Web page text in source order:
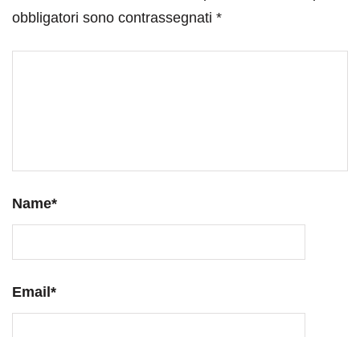
obbligatori sono contrassegnati *
Name*
Email*